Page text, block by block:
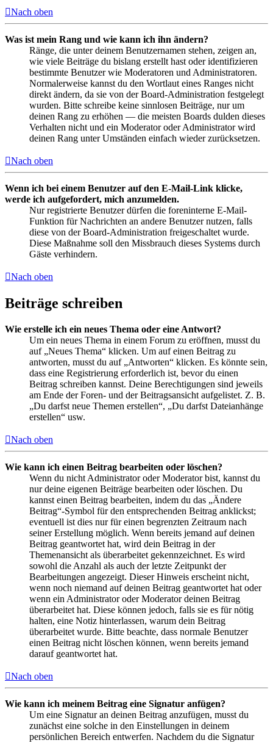
Nach oben
Was ist mein Rang und wie kann ich ihn ändern?
Ränge, die unter deinem Benutzernamen stehen, zeigen an,
wie viele Beiträge du bislang erstellt hast oder identifizieren
bestimmte Benutzer wie Moderatoren und Administratoren.
Normalerweise kannst du den Wortlaut eines Ranges nicht
direkt ändern, da sie von der Board-Administration festgelegt
wurden. Bitte schreibe keine sinnlosen Beiträge, nur um
deinen Rang zu erhöhen — die meisten Boards dulden dieses
Verhalten nicht und ein Moderator oder Administrator wird
deinen Rang unter Umständen einfach wieder zurücksetzen.
Nach oben
Wenn ich bei einem Benutzer auf den E-Mail-Link klicke,
werde ich aufgefordert, mich anzumelden.
Nur registrierte Benutzer dürfen die foreninterne E-Mail-
Funktion für Nachrichten an andere Benutzer nutzen, falls
diese von der Board-Administration freigeschaltet wurde.
Diese Maßnahme soll den Missbrauch dieses Systems durch
Gäste verhindern.
Nach oben
Beiträge schreiben
Wie erstelle ich ein neues Thema oder eine Antwort?
Um ein neues Thema in einem Forum zu eröffnen, musst du
auf „Neues Thema“ klicken. Um auf einen Beitrag zu
antworten, musst du auf „Antworten“ klicken. Es könnte sein,
dass eine Registrierung erforderlich ist, bevor du einen
Beitrag schreiben kannst. Deine Berechtigungen sind jeweils
am Ende der Foren- und der Beitragsansicht aufgelistet. Z. B.
„Du darfst neue Themen erstellen“, „Du darfst Dateianhänge
erstellen“ usw.
Nach oben
Wie kann ich einen Beitrag bearbeiten oder löschen?
Wenn du nicht Administrator oder Moderator bist, kannst du
nur deine eigenen Beiträge bearbeiten oder löschen. Du
kannst einen Beitrag bearbeiten, indem du das „Ändere
Beitrag“-Symbol für den entsprechenden Beitrag anklickst;
eventuell ist dies nur für einen begrenzten Zeitraum nach
seiner Erstellung möglich. Wenn bereits jemand auf deinen
Beitrag geantwortet hat, wird dein Beitrag in der
Themenansicht als überarbeitet gekennzeichnet. Es wird
sowohl die Anzahl als auch der letzte Zeitpunkt der
Bearbeitungen angezeigt. Dieser Hinweis erscheint nicht,
wenn noch niemand auf deinen Beitrag geantwortet hat oder
wenn ein Administrator oder Moderator deinen Beitrag
überarbeitet hat. Diese können jedoch, falls sie es für nötig
halten, eine Notiz hinterlassen, warum dein Beitrag
überarbeitet wurde. Bitte beachte, dass normale Benutzer
einen Beitrag nicht löschen können, wenn bereits jemand
darauf geantwortet hat.
Nach oben
Wie kann ich meinem Beitrag eine Signatur anfügen?
Um eine Signatur an deinen Beitrag anzufügen, musst du
zunächst eine solche in den Einstellungen in deinem
persönlichen Bereich entwerfen. Nachdem du die Signatur